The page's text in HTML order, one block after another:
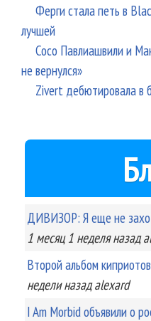
Ферги стала петь в
лучшей
Сосо Павлиашвили и
не вернулся»
Zivert дебютировала в
ДИВИЗОР: Я еще не
1 месяц 1 неделяназад
Второй альбом
неделиназад alexard
I Am Morbid объявили о